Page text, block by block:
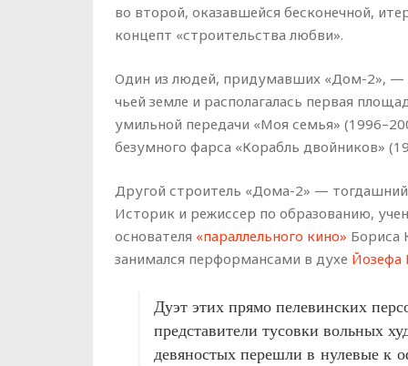
во второй, оказавшейся бесконечной,
концепт «строительства любви».
Один из людей, придумавших «Дом-2», —
чьей земле и располагалась первая
умильной передачи «Моя семья»
безумного фарса «Корабль двойников»
Другой строитель «Дома-2» —
Историк и режиссер по образованию,
основателя «параллельного кино» Бориса
занимался перформансами в духе Йозефа
Дуэт этих прямо пелевинских
представители тусовки вольных
девяностых перешли в нулевые к